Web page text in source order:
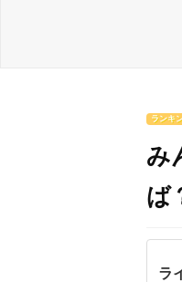
ランキ
み
ば
ラ